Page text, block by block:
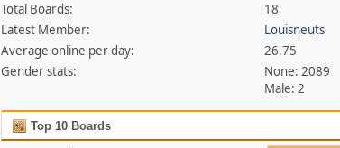
Total Boards:
18
Latest Member:
Louisneuts
Average online per day:
26.75
Gender stats:
None: 2089
Male: 2
Top 10 Boards